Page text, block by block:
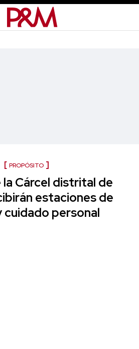
PROPÓSITO
la Cárcel distrital de
estaciones de
cuidado personal